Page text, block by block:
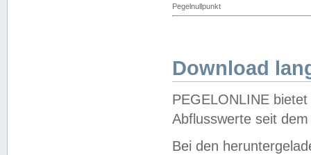
Pegelnullpunkt
Download
PEGELONLINE
Abflusswerte seit
Bei den